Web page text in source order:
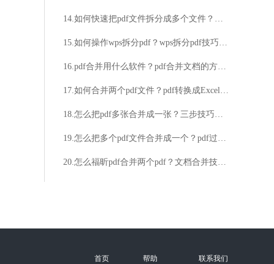
14.如何快速把pdf文件拆分成多个文件？这么简单的方法快来看看
15.如何操作wps拆分pdf？wps拆分pdf技巧分享
16.pdf合并用什么软件？pdf合并文档的方法详解
17.如何合并两个pdf文件？pdf转换成Excel的方法
18.怎么把pdf多张合并成一张？三步技巧帮你搞定！
19.怎么把多个pdf文件合并成一个？pdf过大的压缩方法介绍
20.怎么福昕pdf合并两个pdf？文档合并技巧等你来学！
首页 帮助 联系我们